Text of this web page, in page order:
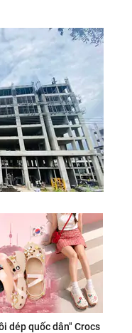
dép quốc dân" Crocs